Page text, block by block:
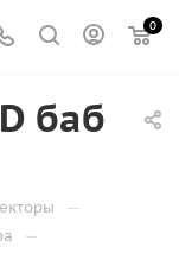
0
баб
—
—